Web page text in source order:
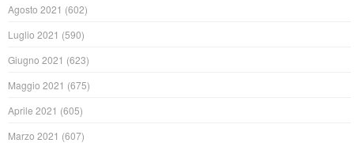
Agosto 2021 (602)
Luglio 2021 (590)
Giugno 2021 (623)
Maggio 2021 (675)
Aprile 2021 (605)
Marzo 2021 (607)